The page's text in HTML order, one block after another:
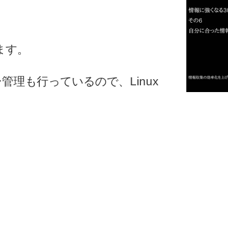
。
理も行っているので、Linux
3